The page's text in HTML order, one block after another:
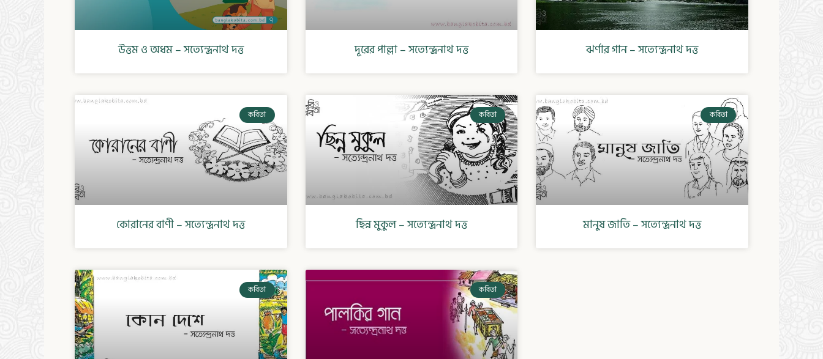
উত্তম ও অধম – সত্যেন্দ্রনাথ দত্ত দূরের পাল্লা – সত্যেন্দ্রনাথ দত্ত ঝর্ণার গান – সত্যেন্দ্রনাথ দত্ত
কবিতা
কোরানের বাণী – সত্যেন্দ্রনাথ দত্ত
কবিতা
ছিন্ন মুকুল – সত্যেন্দ্রনাথ দত্ত
কবিতা
মানুষ জাতি – সত্যেন্দ্রনাথ দত্ত
কবিতা কবিতা